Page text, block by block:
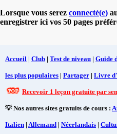
Lorsque vous serez connecté(e)
enregistrer ici vos 50 pages
Accueil | Club | Test de niveau | Guide
les plus populaires | Partager | Livre
Recevoir 1 leçon gratuite par
💡 Nos autres sites gratuits de cours :
Italien | Allemand | Néerlandais |